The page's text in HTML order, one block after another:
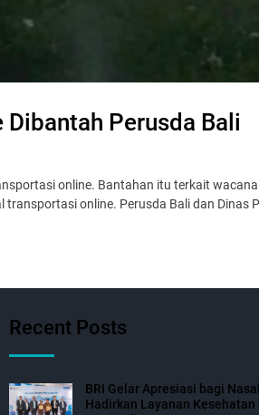
Perusda Bali
online. Bantahan itu terkait
online. Perusda Bali dan Dinas
Recent Posts
BRI Gelar Apresiasi bagi
Hadirkan Layanan Kesehatan